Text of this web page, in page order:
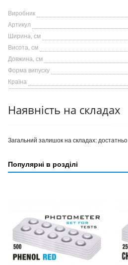
Виробник
Артикул
Ширина, см
Висота, см
Довжина, см
Форма випуску
Країна
Наявність на складах
Загальний залишок на складах: достатньо
Популярні в розділі